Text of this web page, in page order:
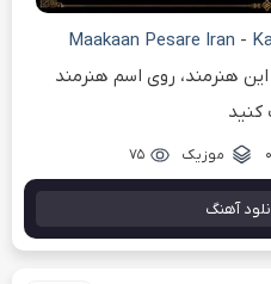
Maakaan Pesare Iran -
این هنرمند، روی اسم هنرمند
کنید
۰ موزیک ۷۵
آهنگ